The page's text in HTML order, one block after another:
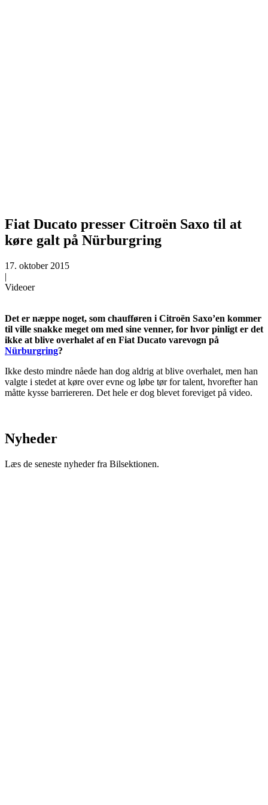
Fiat Ducato presser Citroën Saxo til at
køre galt på Nürburgring
17. oktober 2015
|
Videoer
Det er næppe noget, som chaufføren i Citroën Saxo’en kommer
til ville snakke meget om med sine venner, for hvor pinligt er det
ikke at blive overhalet af en Fiat Ducato varevogn på
Nürburgring?
Ikke desto mindre nåede han dog aldrig at blive overhalet, men han
valgte i stedet at køre over evne og løbe tør for talent, hvorefter han
måtte kysse barriereren. Det hele er dog blevet foreviget på video.
Nyheder
Læs de seneste nyheder fra Bilsektionen.